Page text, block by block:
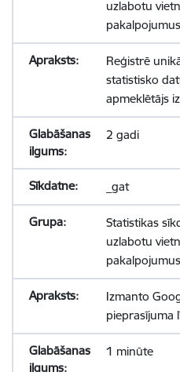
uzlabotu
Reģistrē
statistisko
apmeklētājs
2 gadi
_gat
Statistikas
uzlabotu
Izmanto
pieprasījuma
1 minūte